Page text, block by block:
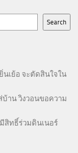
Search
นเย้อ จะตัดสินใจใน
บ้าน วิงวอนขอความ
มีสิทธิ์ร่วมดินเนอร์